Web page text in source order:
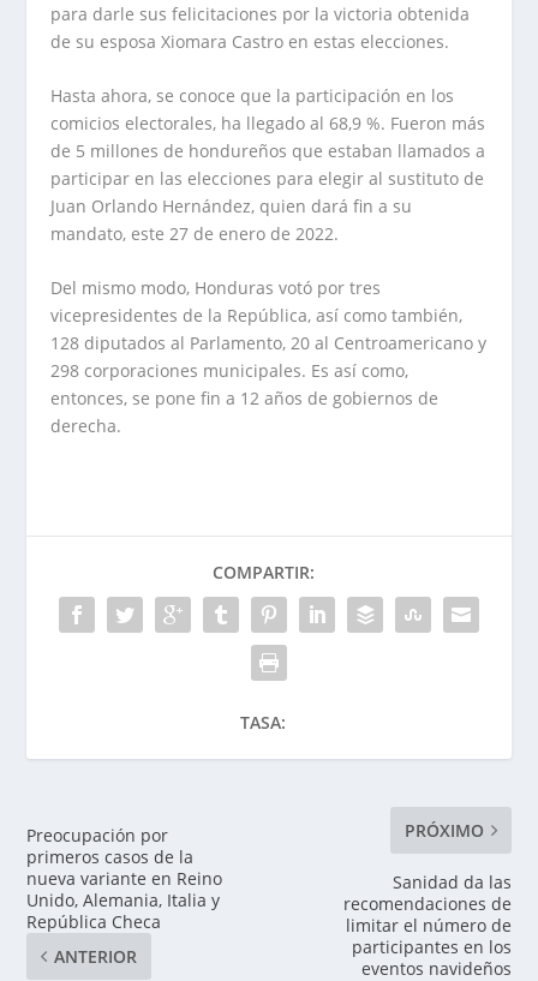
para darle sus felicitaciones por la victoria obtenida
de su esposa Xiomara Castro en estas elecciones.
Hasta ahora, se conoce que la participación en los
comicios electorales, ha llegado al 68,9 %. Fueron más
de 5 millones de hondureños que estaban llamados a
participar en las elecciones para elegir al sustituto de
Juan Orlando Hernández, quien dará fin a su
mandato, este 27 de enero de 2022.
Del mismo modo, Honduras votó por tres
vicepresidentes de la República, así como también,
128 diputados al Parlamento, 20 al Centroamericano y
298 corporaciones municipales. Es así como,
entonces, se pone fin a 12 años de gobiernos de
derecha.
COMPARTIR:
TASA:
Preocupación por
primeros casos de la
nueva variante en Reino
Unido, Alemania, Italia y
República Checa
ANTERIOR
PRÓXIMO
Sanidad da las
recomendaciones de
limitar el número de
participantes en los
eventos navideños